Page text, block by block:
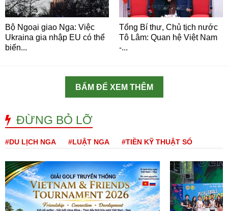
Bộ Ngoại giao Nga: Việc
Ukraina gia nhập EU có thể
biến...
Tổng Bí thư, Chủ tịch nước
Tô Lâm: Quan hệ Việt Nam
-...
BẤM ĐỂ XEM THÊM
ĐỪNG BỎ LỠ
#DU LỊCH NGA #LUẬT NGA #TIỀN KỸ THUẬT SỐ